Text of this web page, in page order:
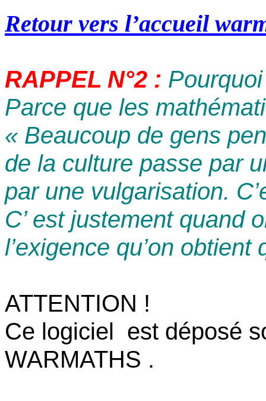
Retour vers l’accueil
RAPPEL N°2 :
Parce que les
« Beaucoup de gens
de la culture passe par
par une vulgarisation.
C’ est justement quand
l’exigence qu’on
ATTENTION !
Ce logiciel est déposé
WARMATHS .